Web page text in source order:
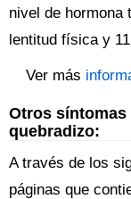
nivel de hormona
lentitud física y
Ver más
Otros
quebradizo:
A través de los
páginas que